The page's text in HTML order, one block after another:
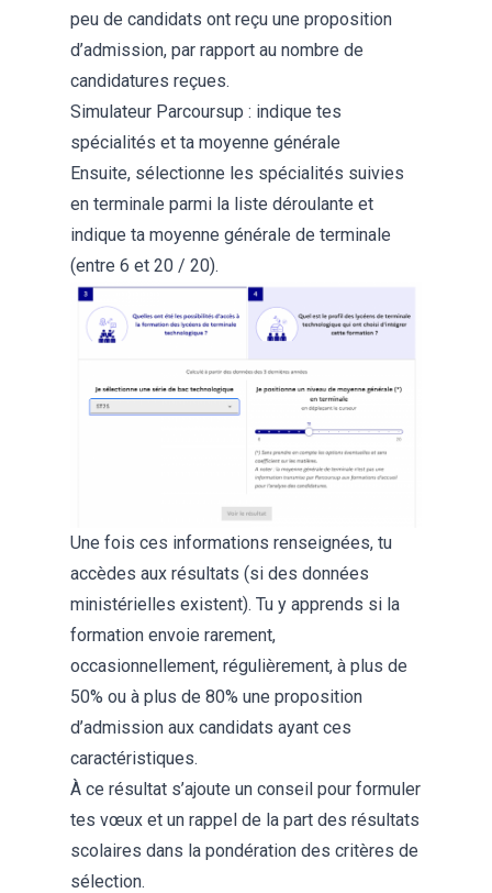
peu de candidats ont reçu une proposition
d’admission, par rapport au nombre de
candidatures reçues.
Simulateur Parcoursup : indique tes
spécialités et ta moyenne générale
Ensuite, sélectionne les spécialités suivies
en terminale parmi la liste déroulante et
indique ta moyenne générale de terminale
(entre 6 et 20 / 20).
Une fois ces informations renseignées, tu
accèdes aux résultats (si des données
ministérielles existent). Tu y apprends si la
formation envoie rarement,
occasionnellement, régulièrement, à plus de
50% ou à plus de 80% une proposition
d’admission aux candidats ayant ces
caractéristiques.
À ce résultat s’ajoute un conseil pour formuler
tes vœux et un rappel de la part des résultats
scolaires dans la pondération des critères de
sélection.